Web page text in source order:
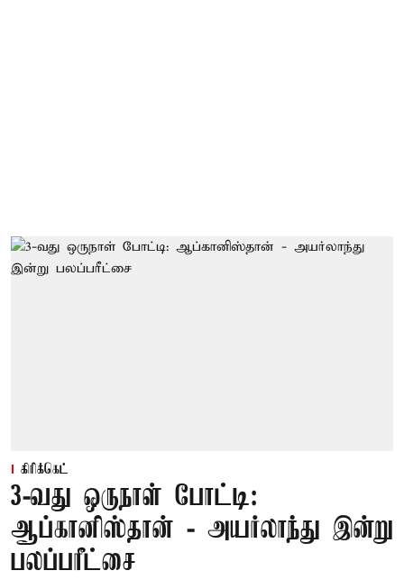
கிரிக்கெட்
3-வது ஒருநாள் போட்டி:
ஆப்கானிஸ்தான் - அயர்லாந்து இன்று
பலப்பரீட்சை